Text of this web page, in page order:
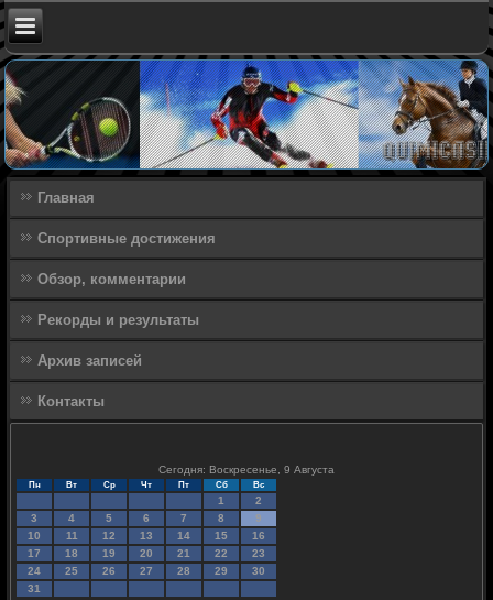
Главная
Спортивные достижения
Обзор, комментарии
Рекорды и результаты
Архив записей
Контакты
Сегодня: Воскресенье, 9 Августа
Пн Вт Ср Чт Пт Сб Вс
1
2
3
4 5 6 7 8
9
10
11 12 13 14 15
16
17
18 19 20 21 22
23
24
25 26 27 28 29
30
31